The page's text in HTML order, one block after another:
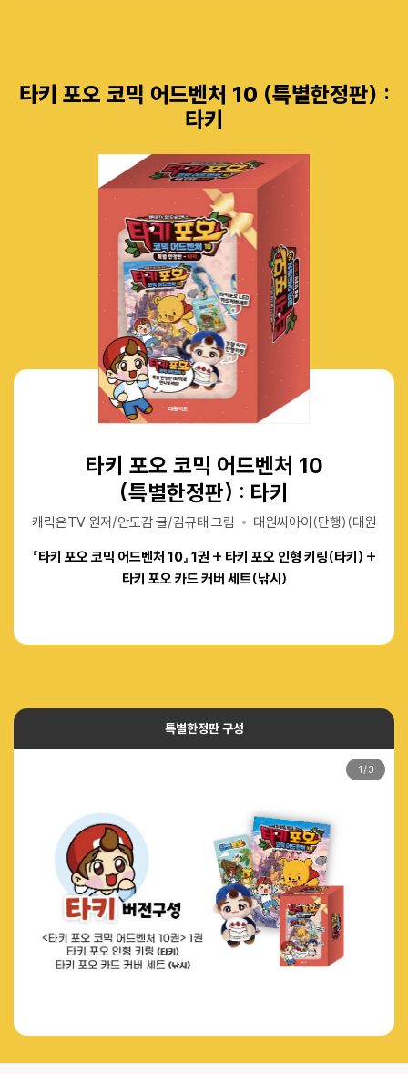
타키 포오 코믹 어드벤처 10 (특별한정판) :
타키
타키 포오 코믹 어드벤처 10
(특별한정판) : 타키
캐릭온TV 원저/안도감 글/김규태 그림
대원씨아이(단행)(대원키즈)
『타키 포오 코믹 어드벤처 10』 1권 + 타키 포오 인형 키링(타키) +
타키 포오 카드 커버 세트(낚시)
타키 포오 코믹 어드벤처 10
(특별한정판) : 타키
캐릭온TV 원저/안도감 글/김규태 그림
대원씨아이(단행)(대원키즈)
『타키 포오 코믹 어드벤처 10』 1권 + 타키 포오 인형 키링(타키) +
타키 포오 카드 커버 세트(낚시)
타키 포오 코믹 어드벤처 10
(특별한정판) : 타키
캐릭온TV 원저/안도감 글/김규태 그림
대원씨아이(단행)(대원키즈)
『타키 포오 코믹 어드벤처 10』 1권 + 타키 포오 인형 키링(타키) +
타키 포오 카드 커버 세트(낚시)
특별한정판 구성
1 /3